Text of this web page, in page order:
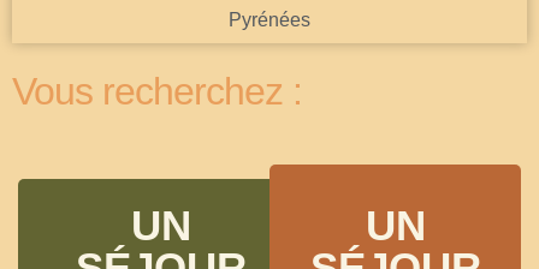
Pyrénées
Vous recherchez :
UN
UN